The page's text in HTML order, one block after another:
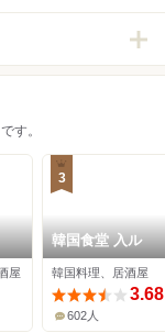
す。
屋
3
韓国食堂 入ル
韓国料理、居酒屋
3.68
602人